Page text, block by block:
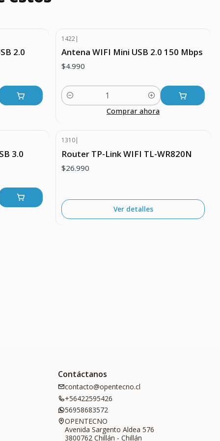
2.0
1422|
Antena WIFI Mini USB 2.0 150 Mbps
$4.990
Cantidad
Comprar ahora
3.0
1310|
Router TP-Link WIFI TL-WR820N
$26.990
Ver detalles
Contáctanos
contacto@opentecno.cl
+56422595426
56958683572
OPENTECNO
Avenida Sargento Aldea 576
3800762 Chillán - Chillán